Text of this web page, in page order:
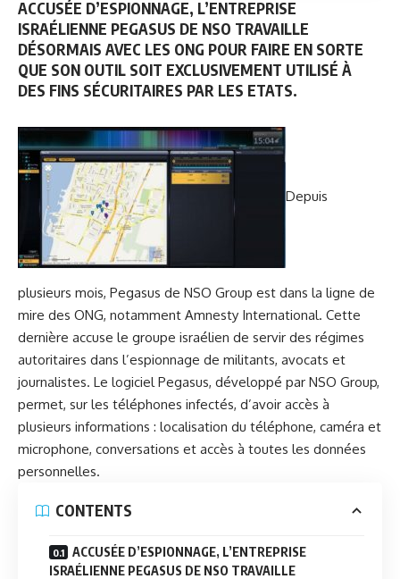
ACCUSÉE D’ESPIONNAGE, L’ENTREPRISE
ISRAÉLIENNE PEGASUS DE NSO TRAVAILLE
DÉSORMAIS AVEC LES ONG POUR FAIRE EN SORTE
QUE SON OUTIL SOIT EXCLUSIVEMENT UTILISÉ À
DES FINS SÉCURITAIRES PAR LES ETATS.
Depuis
plusieurs mois, Pegasus de NSO Group est dans la ligne de
mire des ONG, notamment Amnesty International. Cette
dernière accuse le groupe israélien de servir des régimes
autoritaires dans l’espionnage de militants, avocats et
journalistes. Le logiciel Pegasus, développé par NSO Group,
permet, sur les téléphones infectés, d’avoir accès à
plusieurs informations : localisation du téléphone, caméra et
microphone, conversations et accès à toutes les données
personnelles.
CONTENTS
ACCUSÉE D’ESPIONNAGE, L’ENTREPRISE
ISRAÉLIENNE PEGASUS DE NSO TRAVAILLE